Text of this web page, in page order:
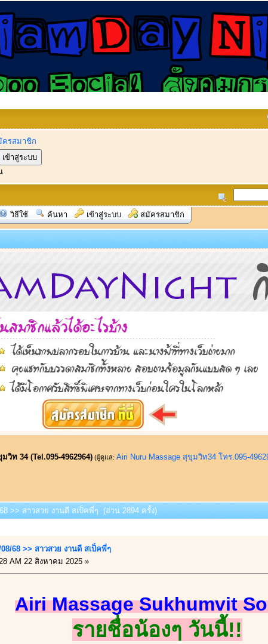
ครสมาชิก
วิธีใช้ ค้นหา เข้าสู่ระบบ สมัครสมาชิก
วิท 34 (Tel.095-4962964) (ผู้ดูแล: Airi Nuru Massage สุขุมวิท34 โทร.095-
>> สาวสวย งานดี สเป็คพี่ๆ (อ่าน 2894 ครั้ง)
68 >> สาวสวย งานดี สเป็คพี่ๆ
AM 22 สิงหาคม 2025 »
Airi Massage Sukhumvit
รายชื่อน้องๆ วันนี้!!